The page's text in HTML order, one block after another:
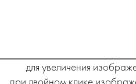
для увеличения